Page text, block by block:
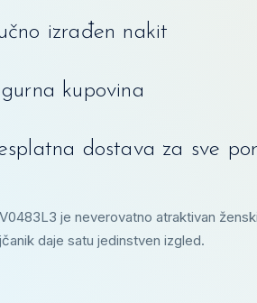
izrađen nakit
kupovina
dostava za sve
je neverovatno atraktivan
daje satu jedinstven izgled.